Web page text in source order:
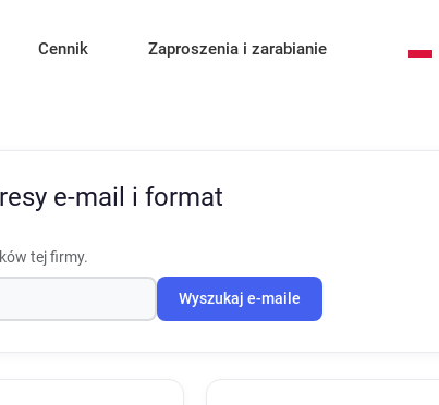
Cennik Zaproszenia i zarabianie
e-mail i format
tej firmy.
Wyszukaj e-maile